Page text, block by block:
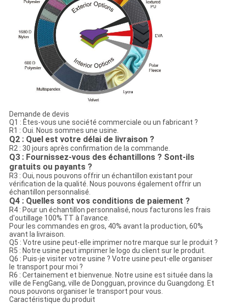
Demande de devis
Q1 : Êtes-vous une société commerciale ou un fabricant ?
R1 : Oui. Nous sommes une usine.
Q2 : Quel est votre délai de livraison ?
R2 : 30 jours après confirmation de la commande.
Q3 : Fournissez-vous des échantillons ? Sont-ils
gratuits ou payants ?
R3 : Oui, nous pouvons offrir un échantillon existant pour
vérification de la qualité. Nous pouvons également offrir un
échantillon personnalisé.
Q4 : Quelles sont vos conditions de paiement ?
R4 : Pour un échantillon personnalisé, nous facturons les frais
d'outillage 100% TT à l'avance.
Pour les commandes en gros, 40% avant la production, 60%
avant la livraison.
Q5 : Votre usine peut-elle imprimer notre marque sur le produit ?
R5 : Notre usine peut imprimer le logo du client sur le produit.
Q6 : Puis-je visiter votre usine ? Votre usine peut-elle organiser
le transport pour moi ?
R6 : Certainement et bienvenue. Notre usine est située dans la
ville de FengGang, ville de Dongguan, province du Guangdong. Et
nous pouvons organiser le transport pour vous.
Caractéristique du produit